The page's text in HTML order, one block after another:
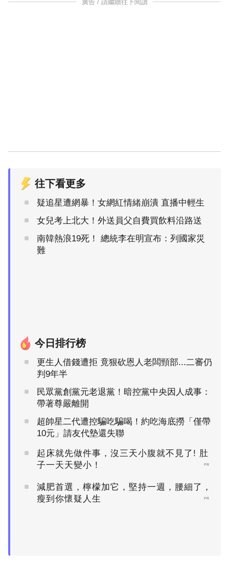
廣告 / 請繼續往下閱讀
往下看更多
疑追星遭網暴！女網紅情緒崩潰 直播中輕生
女兒考上北大！外送員父自費買飲料沿路送
南韓熱浪19死！ 總統李在明宣布：列國家災
難
今日排行榜
更生人借錢遭拒 竟狠砍恩人老闆頸部...二審仍
判9年半
民眾黨創黨元老退黨！暗控黨中央因人成事：
帶著尊嚴離開
超帥星二代遭控騙吃騙喝！約吃海底撈「僅帶
10元」請友代墊還失聯
起床就先做件事，沒三天小腹就不見了! 肚
子一天天變小！
PR
減肥首選，檸檬加它，堅持一週，腰細了，
瘦到你懷疑人生
PR